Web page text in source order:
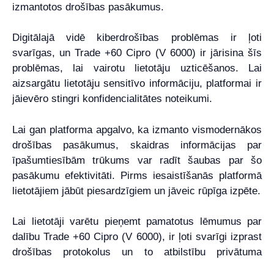
izmantotos drošības pasākumus.
Digitālajā vidē kiberdrošības problēmas ir ļoti
svarīgas, un Trade +60 Cipro (V 6000) ir jārisina šīs
problēmas, lai vairotu lietotāju uzticēšanos. Lai
aizsargātu lietotāju sensitīvo informāciju, platformai ir
jāievēro stingri konfidencialitātes noteikumi.
Lai gan platforma apgalvo, ka izmanto vismodernākos
drošības pasākumus, skaidras informācijas par
īpašumtiesībām trūkums var radīt šaubas par šo
pasākumu efektivitāti. Pirms iesaistīšanās platformā
lietotājiem jābūt piesardzīgiem un jāveic rūpīga izpēte.
Lai lietotāji varētu pieņemt pamatotus lēmumus par
dalību Trade +60 Cipro (V 6000), ir ļoti svarīgi izprast
drošības protokolus un to atbilstību privātuma